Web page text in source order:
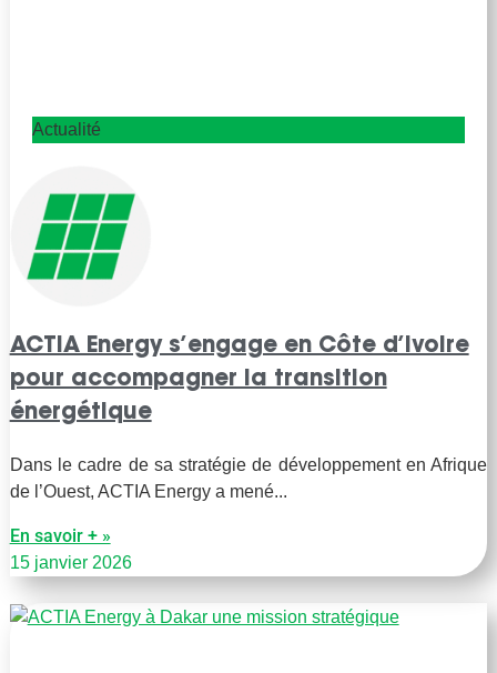
Actualité
ACTIA Energy s’engage en Côte d’Ivoire
pour accompagner la transition
énergétique
Dans le cadre de sa stratégie de développement en Afrique
de l’Ouest, ACTIA Energy a mené
En savoir + »
15 janvier 2026